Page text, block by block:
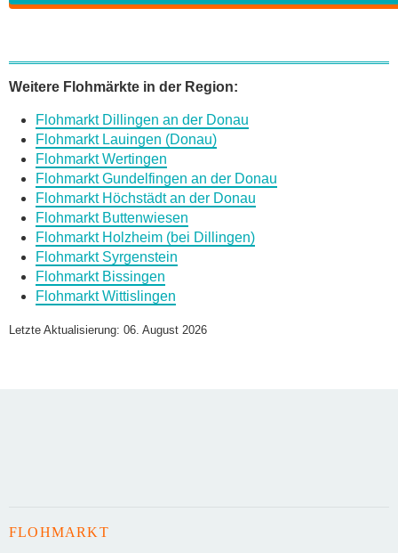
E-Mail*
Daten des Flohmarkts
Name des Flohmarkts
Weitere Flohmärkte in der Region:
Flohmarkt Dillingen an der Donau
Flohmarkt Lauingen (Donau)
Flohmarkt Wertingen
Flohmarkt Gundelfingen an der Donau
Flohmarkt Höchstädt an der Donau
Flohmarkt Buttenwiesen
Flohmarkt Holzheim (bei Dillingen)
Flohmarkt Syrgenstein
Flohmarkt Bissingen
Flohmarkt Wittislingen
Letzte Aktualisierung: 06. August 2026
FLOHMARKT